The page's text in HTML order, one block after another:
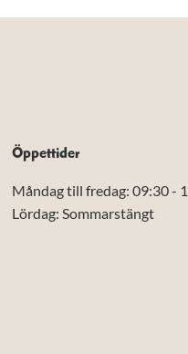
Öppettider
Måndag till fredag: 09:30 -
Lördag: Sommarstängt